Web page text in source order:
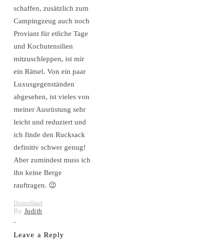
schaffen, zusätzlich zum
Campingzeug auch noch
Proviant für etliche Tage
und Kochutensilien
mitzuschleppen, ist mir
ein Rätsel. Von ein paar
Luxusgegenständen
abgesehen, ist vieles von
meiner Ausrüstung sehr
leicht und reduziert und
ich finde den Rucksack
definitiv schwer genug!
Aber zumindest muss ich
ihn keine Berge
rauftragen. 😉
Deutschland
By Judith
Leave a Reply